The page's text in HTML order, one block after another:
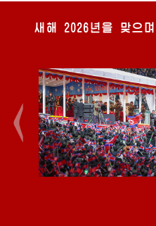
새해 2026년을 맞으